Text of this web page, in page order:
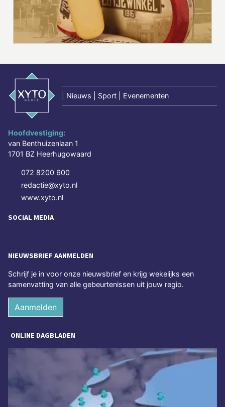
Nieuws | Sport | Evenementen
Hoofdvestiging:
van Benthuizenlaan 1
1701 BZ Heerhugowaard
072 8200 600
redactie@xyto.nl
www.xyto.nl
SOCIAL MEDIA
NIEUWSBRIEF AANMELDEN
Schrijf je in voor onze nieuwsbrief en krijg wekelijks een
samenvatting van alle gebeurtenissen uit jouw regio.
Aanmelden
ONLINE DAGBLADEN